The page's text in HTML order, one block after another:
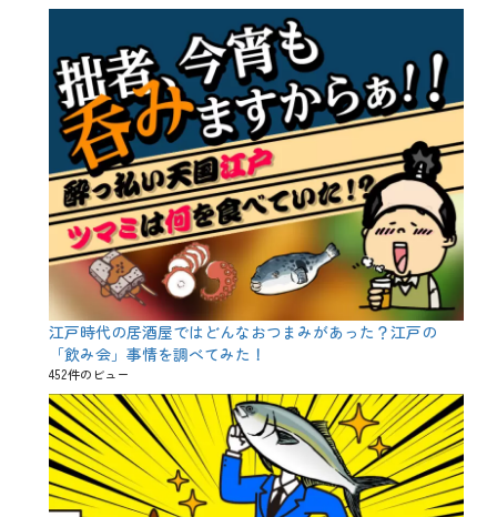
江戸時代の居酒屋ではどんなおつまみがあった？江戸の
「飲み会」事情を調べてみた！
452件のビュー